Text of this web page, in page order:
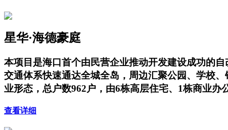
星华·海德豪庭
本项目是海口首个由民营企业推动开发建设成功的
交通体系快速通达全城全岛，周边汇聚公园、学校
业形态，总户数962户，由6栋高层住宅、1栋商业
查看详细